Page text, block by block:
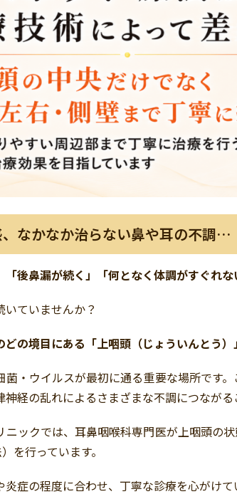
なかなか治らない鼻や耳の不調…
「後鼻漏が続く」「何となく体調がすぐれな
ていませんか？
どの境目にある「上咽頭（じょういんとう
・ウイルスが最初に通る重要な場所です
経の乱れによるさまざまな不調につながる
ニックでは、耳鼻咽喉科専門医が上咽頭の
を行っています。
症の程度に合わせ、丁寧な診療を心がけて